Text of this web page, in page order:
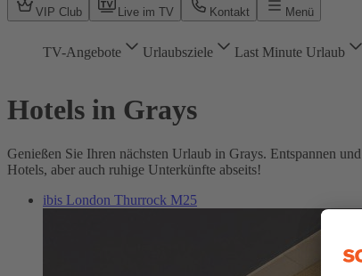
VIP Club Live im TV Kontakt Menü
TV-Angebote Urlaubsziele Last Minute Urlaub
Hotels in Grays
Genießen Sie Ihren nächsten Urlaub in Grays. Entspannen
Hotels, aber auch ruhige Unterkünfte abseits!
ibis London Thurrock M25